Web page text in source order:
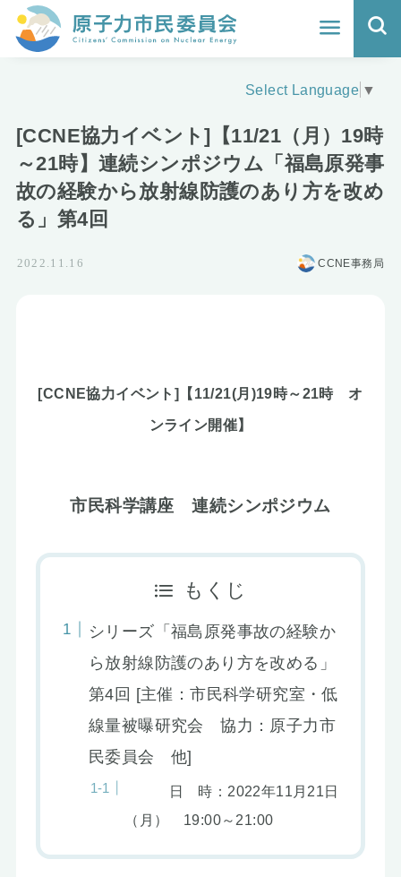
ホーム
地震と原発の安全性
核のごみの行方と課題
Select Language ▼
[CCNE協力イベント]【11/21（月）19時
～21時】連続シンポジウム「福島原発事
故の経験から放射線防護のあり方を改め
る」第4回
2022.11.16 CCNE事務局
[CCNE協力イベント]【11/21(月)19時～21時 オ
ンライン開催】
市民科学講座 連続シンポジウム
もくじ
シリーズ「福島原発事故の経験か
ら放射線防護のあり方を改める」
第4回 [主催：市民科学研究室・低
線量被曝研究会 協力：原子力市
民委員会 他]
日 時：2022年11月21日
（月） 19:00～21:00